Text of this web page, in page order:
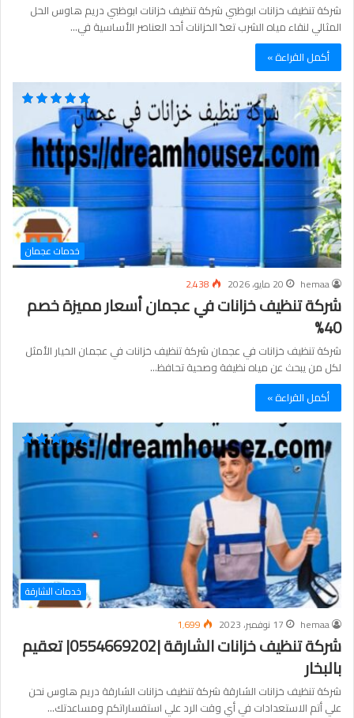
شركة تنظيف خزانات ابوظبي شركة تنظيف خزانات ابوظبي دريم هاوس الحل
المثالي لنقاء مياه الشرب تعدّ الخزانات أحد العناصر الأساسية في…
أكمل القراءة »
خدمات عجمان
hemaa
20 مايو، 2026 2٬438
شركة تنظيف خزانات في عجمان أسعار مميزة خصم
40%
شركة تنظيف خزانات في عجمان شركة تنظيف خزانات في عجمان الخيار الأمثل
لكل من يبحث عن مياه نظيفة وصحية تحافظ…
أكمل القراءة »
خدمات الشارقة
hemaa
17 نوفمبر، 2023 1٬699
شركة تنظيف خزانات الشارقة |0554669202| تعقيم
بالبخار
شركة تنظيف خزانات الشارقة شركة تنظيف خزانات الشارقة دريم هاوس نحن
علي أتم الاستعدادات في أي وقت الرد علي استفساراتكم ومساعدتك…